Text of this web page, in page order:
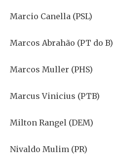
Marcio Canella (PSL)
Marcos Abrahão (PT do B)
Marcos Muller (PHS)
Marcus Vinicius (PTB)
Milton Rangel (DEM)
Nivaldo Mulim (PR)